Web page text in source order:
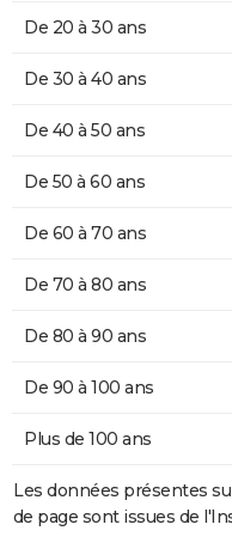
De 20 à 30 ans
De 30 à 40 ans
De 40 à 50 ans
De 50 à 60 ans
De 60 à 70 ans
De 70 à 80 ans
De 80 à 90 ans
De 90 à 100 ans
Plus de 100 ans
Les données présentes
de page sont issues de